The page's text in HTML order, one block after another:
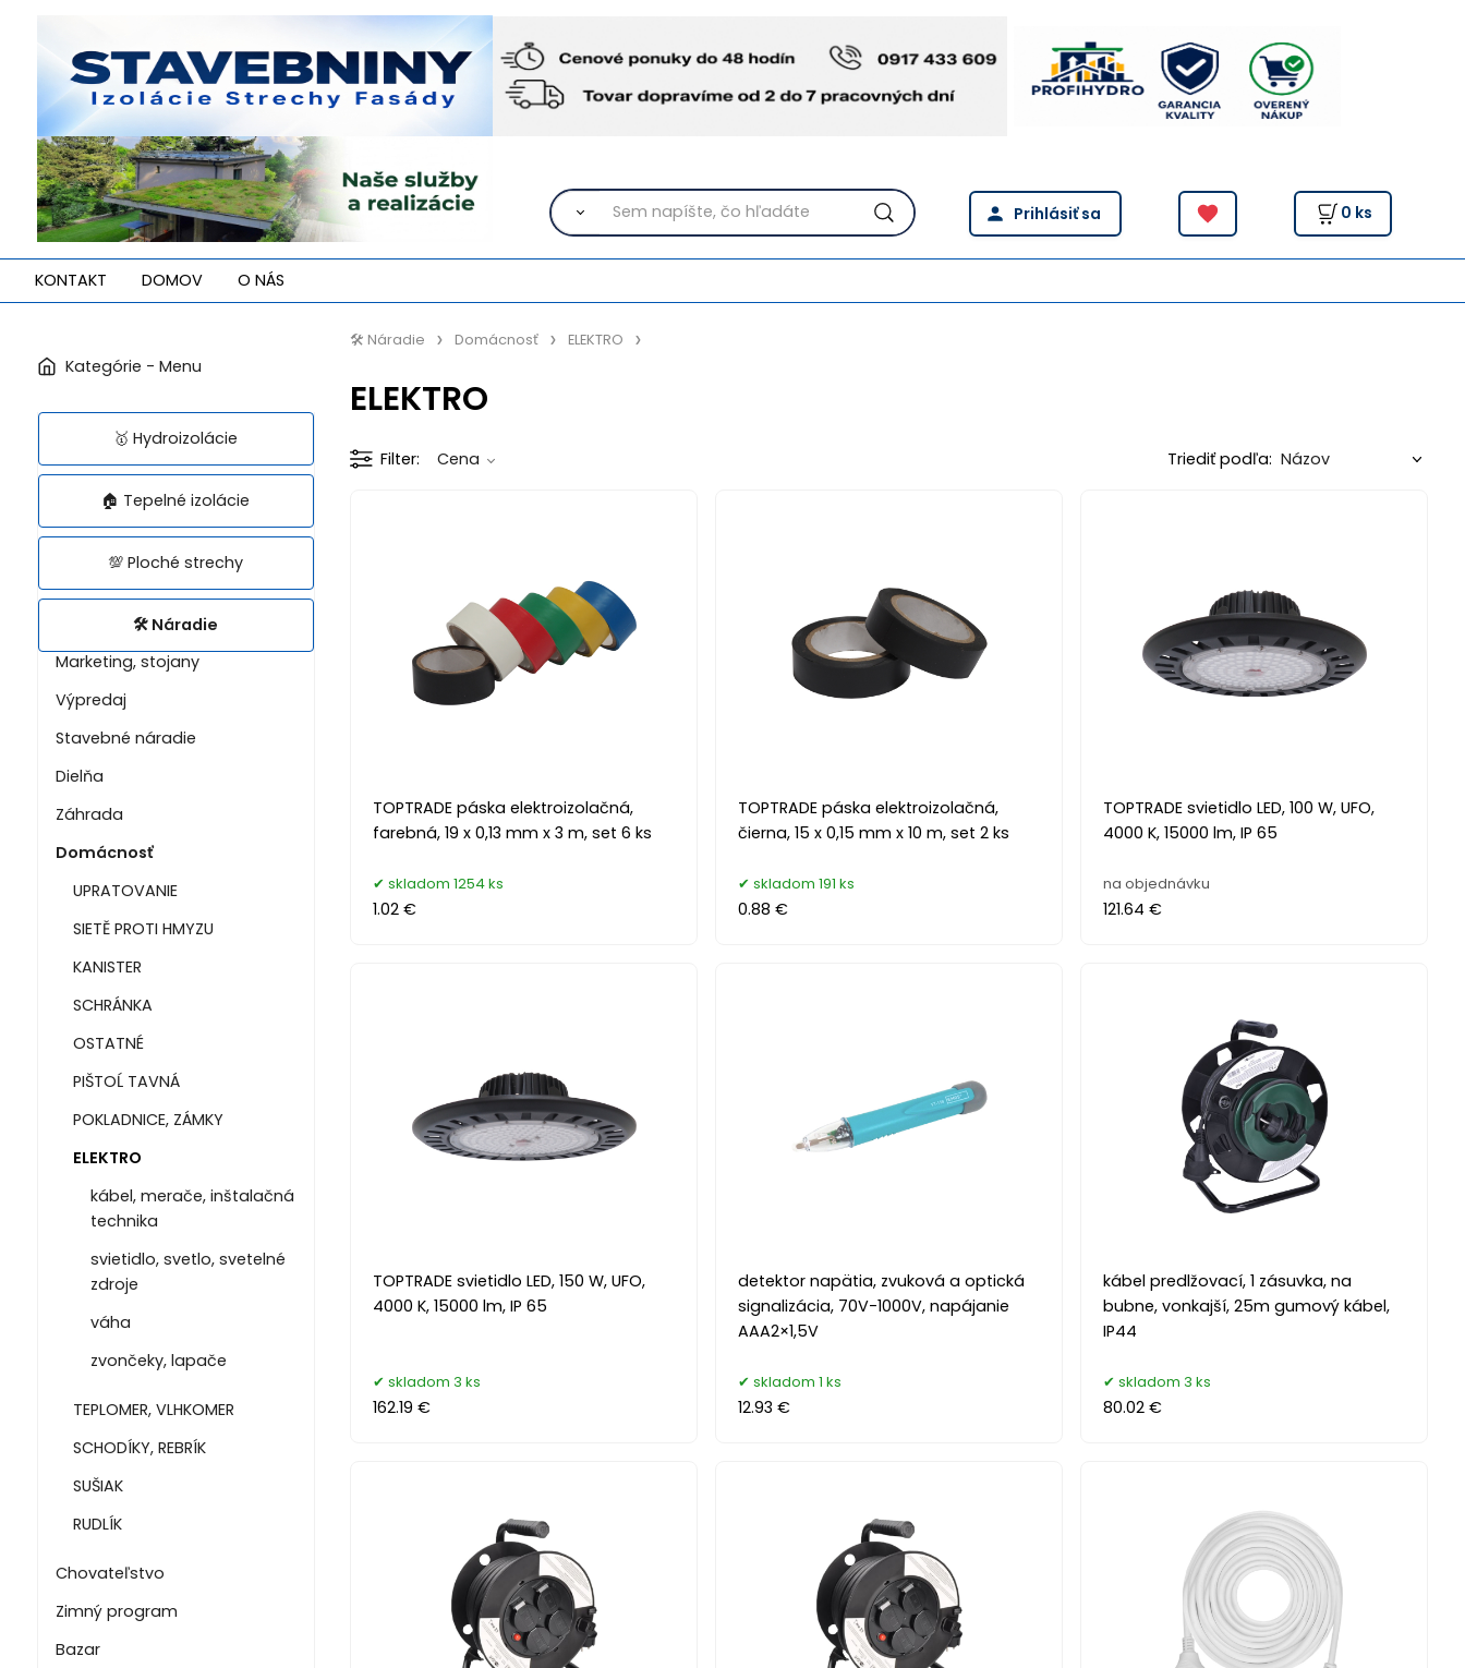
0 ks
KONTAKT DOMOV O NÁS
🥇 Hydroizolácie
🏠 Tepelné izolácie
💯 Ploché strechy
🛠️ Náradie
Marketing, stojany
Výpredaj
Stavebné náradie
Dielňa
Záhrada
Domácnosť
UPRATOVANIE
SIETĚ PROTI HMYZU
KANISTER
SCHRÁNKA
OSTATNÉ
PIŠTOĹ TAVNÁ
POKLADNICE, ZÁMKY
ELEKTRO
kábel, merače, inštalačná
technika
svietidlo, svetlo, svetelné
zdroje
váha
zvončeky, lapače
TEPLOMER, VLHKOMER
SCHODÍKY, REBRÍK
SUŠIAK
RUDLÍK
Chovateľstvo
Zimný program
Bazar
🛠️ Náradie Domácnosť ELEKTRO
ELEKTRO
Filter Cena Triediť podľa:
TOPTRADE páska elektroizolačná,
farebná, 19 x 0,13 mm x 3 m, set 6 ks
skladom 1254 ks
1.02 €
TOPTRADE páska elektroizolačná,
čierna, 15 x 0,15 mm x 10 m, set 2 ks
skladom 191 ks
0.88 €
TOPTRADE svietidlo LED, 100 W, UFO,
4000 K, 15000 lm, IP 65
na objednávku
121.64 €
TOPTRADE svietidlo LED, 150 W, UFO,
4000 K, 15000 lm, IP 65
skladom 3 ks
162.19 €
detektor napätia, zvuková a optická
signalizácia, 70V-1000V, napájanie
AAA2×1,5V
skladom 1 ks
12.93 €
kábel predlžovací, 1 zásuvka, na
bubne, vonkajší, 25m gumový kábel,
IP44
skladom 3 ks
80.02 €